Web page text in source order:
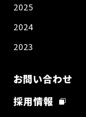
2025
2024
2023
お問い合わせ
採用情報